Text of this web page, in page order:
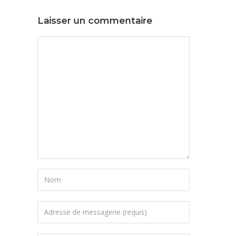
Laisser un commentaire